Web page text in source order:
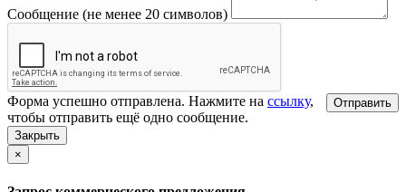
Сообщение (не менее 20 символов)
Отправить
Форма успешно отправлена. Нажмите на ссылку,
чтобы отправить ещё одно сообщение.
Закрыть
×